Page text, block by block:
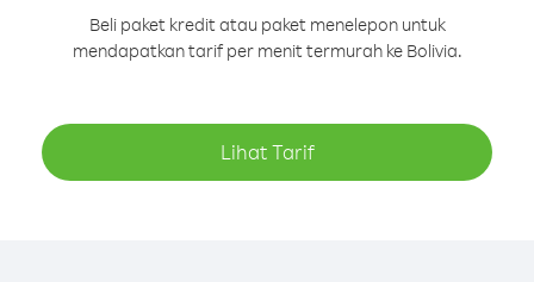
Beli paket kredit atau paket menelepon untuk
mendapatkan tarif per menit termurah ke Bolivia.
Lihat Tarif